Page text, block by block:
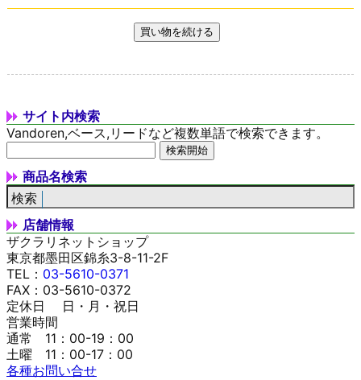
サイト内検索
Vandoren,ベース,リードなど複数単語で検索できます。
商品名検索
店舗情報
ザクラリネットショップ
東京都墨田区錦糸3-8-11-2F
TEL： 03-5610-0371
FAX：03-5610-0372
定休日 日・月・祝日
営業時間
通常 11：00-19：00
土曜 11：00-17：00
各種お問い合せ